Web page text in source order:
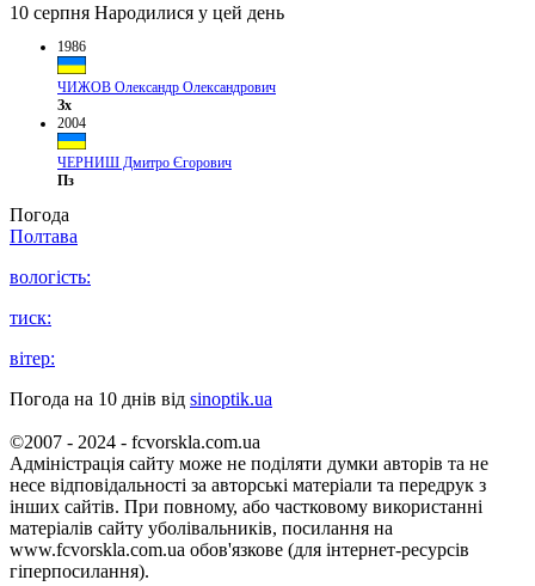
10 серпня Народилися у цей день
1986
ЧИЖОВ Олександр Олександрович
Зх
2004
ЧЕРНИШ Дмитро Єгорович
Пз
Погода
Полтава
вологість:
тиск:
вітер:
Погода на 10 днів від sinoptik.ua
©2007 - 2024 - fcvorskla.com.ua
Адміністрація сайту може не поділяти думки авторів та не
несе відповідальності за авторські матеріали та передрук з
інших сайтів. При повному, або частковому використанні
матеріалів сайту уболівальників, посилання на
www.fcvorskla.com.ua обов'язкове (для інтернет-ресурсів
гіперпосилання).